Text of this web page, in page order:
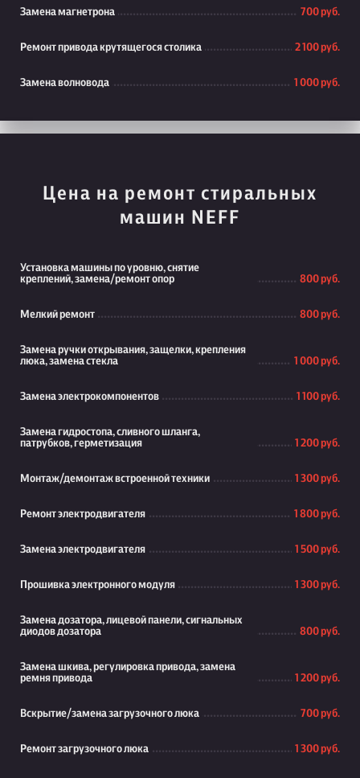
Замена магнетрона 700 руб.
Ремонт привода крутящегося столика 2 100 руб.
Замена волновода 1 000 руб.
Цена на ремонт стиральных
машин NEFF
Установка машины по уровню, снятие
креплений, замена/ремонт опор
800 руб.
Мелкий ремонт 800 руб.
Замена ручки открывания, защелки, крепления
люка, замена стекла
1 000 руб.
Замена электрокомпонентов 1 100 руб.
Замена гидростопа, сливного шланга,
патрубков, герметизация
1 200 руб.
Монтаж/демонтаж встроенной техники 1 300 руб.
Ремонт электродвигателя 1 800 руб.
Замена электродвигателя 1 500 руб.
Прошивка электронного модуля 1 300 руб.
Замена дозатора, лицевой панели, сигнальных
диодов дозатора
800 руб.
Замена шкива, регулировка привода, замена
ремня привода
1 200 руб.
Вскрытие/замена загрузочного люка 700 руб.
Ремонт загрузочного люка 1 300 руб.